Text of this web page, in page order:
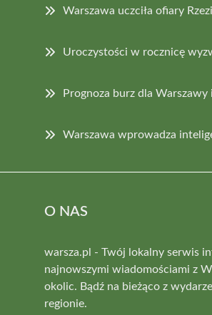
Warszawa uczciła ofiary
Uroczystości w rocznicę
Prognoza burz dla
Warszawa wprowadza
O NAS
warsza.pl - Twój lokalny serwis
najnowszymi wiadomościami z
okolic. Bądź na bieżąco z
regionie.